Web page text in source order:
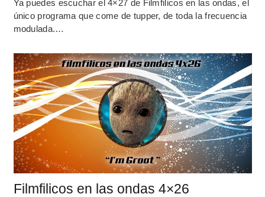
Ya puedes escuchar el 4×27 de Filmfilicos en las ondas, el
único programa que come de tupper, de toda la frecuencia
modulada.…
Filmfilicos en las ondas 4×26